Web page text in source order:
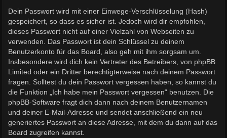
Dein Passwort wird mit einer Einwege-Verschlüsselung (Hash)
gespeichert, so dass es sicher ist. Jedoch wird dir empfohlen,
dieses Passwort nicht auf einer Vielzahl von Webseiten zu
verwenden. Das Passwort ist dein Schlüssel zu deinem
Benutzerkonto für das Board, also geh mit ihm sorgsam um.
Insbesondere wird dich kein Vertreter des Betreibers, von phpBB
Limited oder ein Dritter berechtigterweise nach deinem Passwort
fragen. Solltest du dein Passwort vergessen haben, so kannst du
die Funktion „Ich habe mein Passwort vergessen“ benutzen. Die
phpBB-Software fragt dich dann nach deinem Benutzernamen
und deiner E-Mail-Adresse und sendet anschließend ein neu
generiertes Passwort an diese Adresse, mit dem du dann auf das
Board zugreifen kannst.